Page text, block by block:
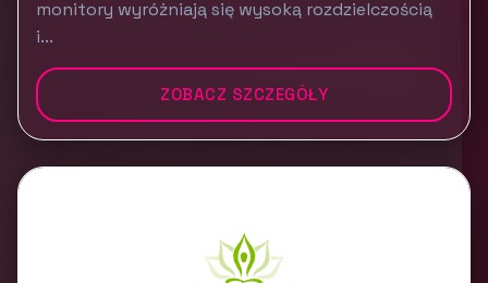
monitory wyróżniają się wysoką rozdzielczością
i...
ZOBACZ SZCZEGÓŁY